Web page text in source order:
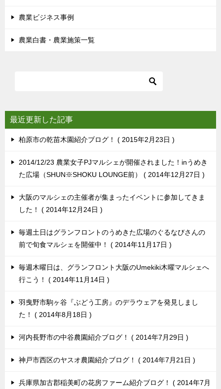
農業ビジネス事例
農業白書・農業施策一覧
最近更新した記事
柏原市の乾苗木園紹介ブログ！ 2015年2月23日
2014/12/23 農業女子PJマルシェが開催されました！inうめき
た広場（SHUN※SHOKU LOUNGE前）
2014年12月27日
大阪のマルシェの主催者が集まったイベントに参加してきま
した！
2014年12月24日
毎週土日はグランフロントのうめきた広場のぐるなびさんの
前で旬食マルシェを開催中！
2014年11月17日
毎週木曜日は、グランフロント大阪のUmekiki木曜マルシェへ
行こう！
2014年11月14日
羽曳野市駒ヶ谷『ぶどう工房』のデラウェアを発見しまし
た！
2014年8月18日
河内長野市の中谷農園紹介ブログ！ 2014年7月29日
神戸市西区のヤスオ農園紹介ブログ！ 2014年7月21日
兵庫県加古郡稲美町の花房ファーム紹介ブログ！
2014年7月